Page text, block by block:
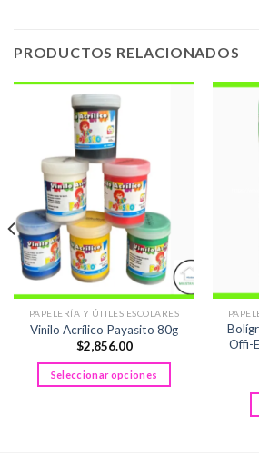
PRODUCTOS RELACIONADOS
PAPELERÍA Y ÚTILES ESCOLARES
Vinilo Acrílico Payasito 80g
$2,856.00
Seleccionar opciones
Offi-